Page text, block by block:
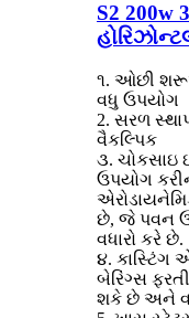
S2 200w
૧. ઓછી
વધુ ઉપયોગ
2. સરળ
વૈકલ્પિક
૩. ચોકસાઇ
ઉપયોગ
છે, જે પવન
વધારો કરે છે.
૪. કાસ્ટિંગ
બેરિંગ્સ
શકે છે અને વધુ